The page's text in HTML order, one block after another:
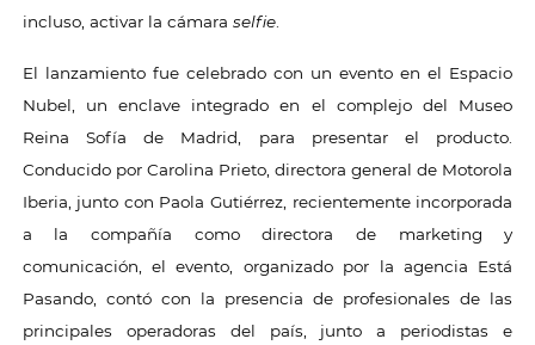
incluso, activar la cámara selfie.
El lanzamiento fue celebrado con un evento en el Espacio
Nubel, un enclave integrado en el complejo del Museo
Reina Sofía de Madrid, para presentar el producto.
Conducido por Carolina Prieto, directora general de Motorola
Iberia, junto con Paola Gutiérrez, recientemente incorporada
a la compañía como directora de marketing y
comunicación, el evento, organizado por la agencia Está
Pasando, contó con la presencia de profesionales de las
principales operadoras del país, junto a periodistas e